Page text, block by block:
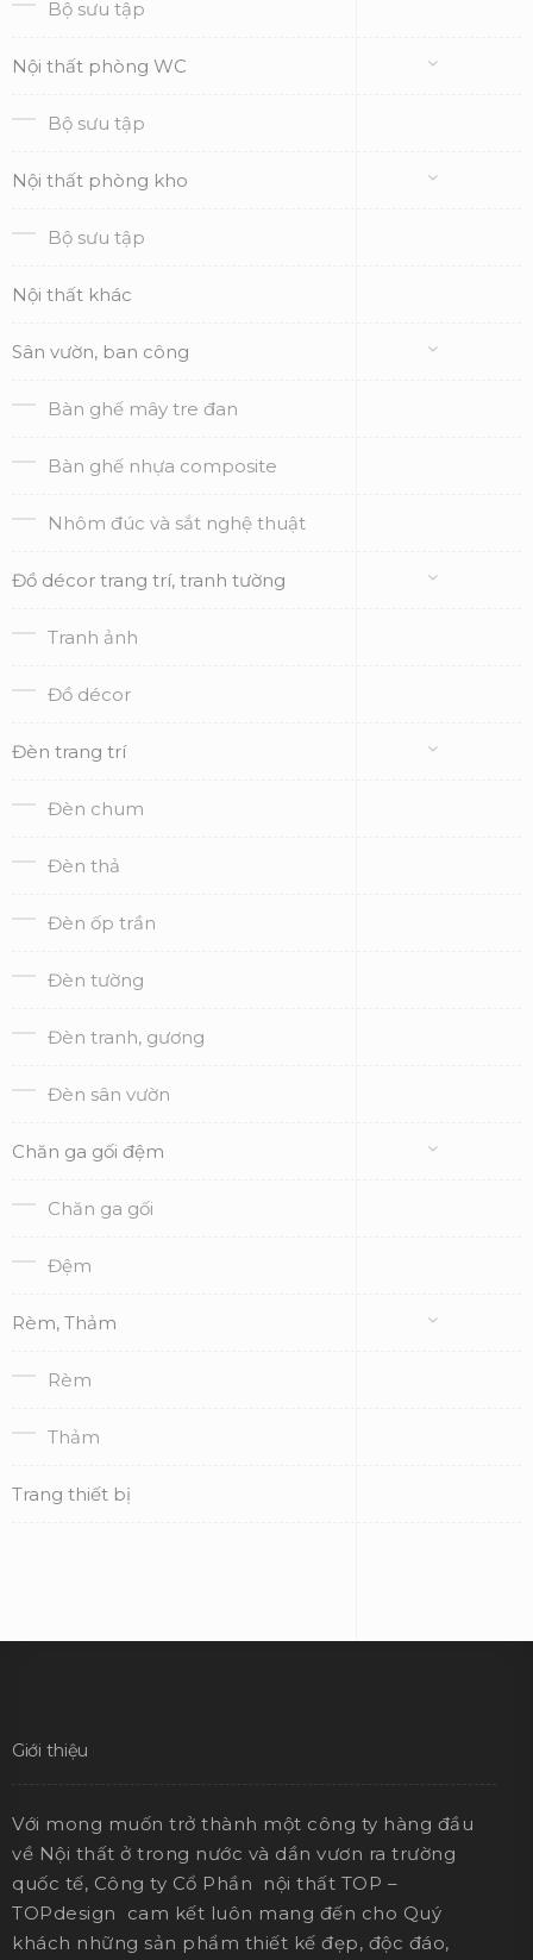
Bộ sưu tập
Nội thất phòng WC
Bộ sưu tập
Nội thất phòng kho
Bộ sưu tập
Nội thất khác
Sân vườn, ban công
Bàn ghế mây tre đan
Bàn ghế nhựa composite
Nhôm đúc và sắt nghệ thuật
Đồ décor trang trí, tranh tường
Tranh ảnh
Đồ décor
Đèn trang trí
Đèn chum
Đèn thả
Đèn ốp trần
Đèn tường
Đèn tranh, gương
Đèn sân vườn
Chăn ga gối đệm
Chăn ga gối
Đệm
Rèm, Thảm
Rèm
Thảm
Trang thiết bị
Giới thiệu
Với mong muốn trở thành một công ty hàng đầu
về Nội thất ở trong nước và dần vươn ra trường
quốc tế, Công ty Cổ Phần nội thất TOP –
TOPdesign cam kết luôn mang đến cho Quý
khách những sản phẩm thiết kế đẹp, độc đáo,